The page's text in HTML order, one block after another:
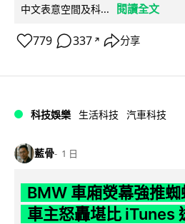
中文表意空間及科...
閱讀全文
779 337 ↗ 分享
科技娛樂 生活科技 汽車科技
藍骨 1 日
BMW 車廂熒幕強推
車主怒轟堪比 iTunes